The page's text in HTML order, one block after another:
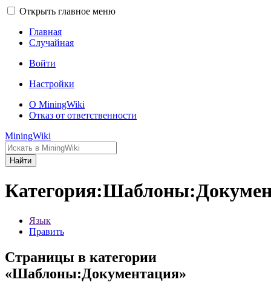
Открыть главное меню
Главная
Случайная
Войти
Настройки
О MiningWiki
Отказ от ответственности
MiningWiki
Найти
Язык
Править
Страницы в категории
«Шаблоны:Документация»